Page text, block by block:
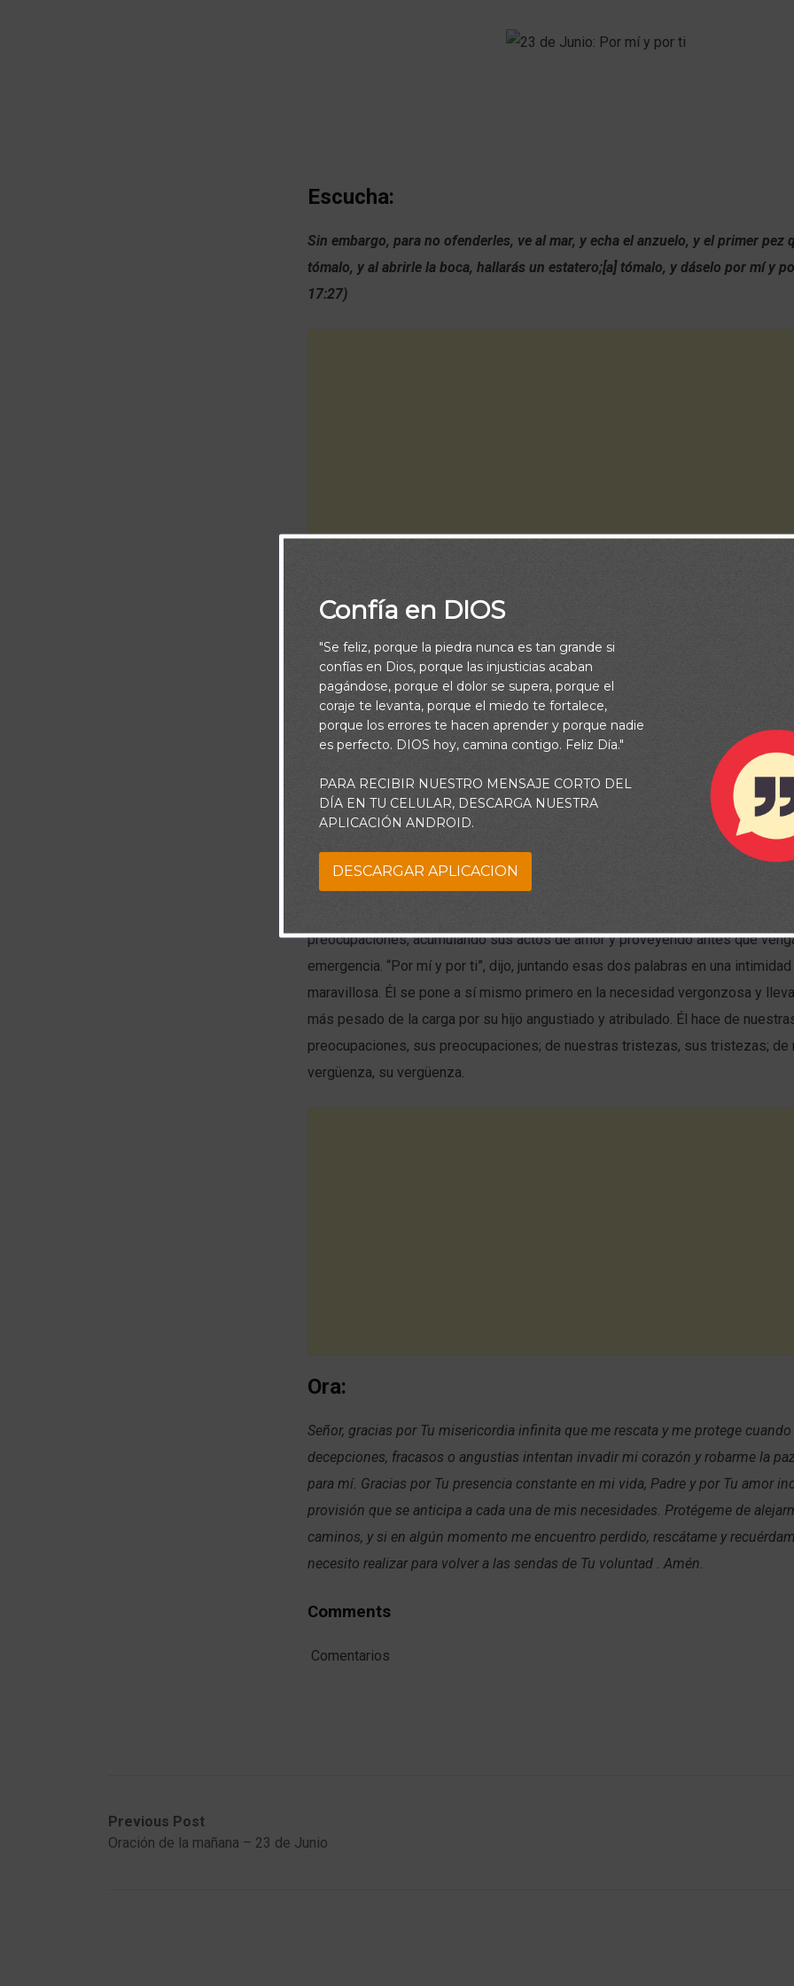
Escucha:
Sin embargo, para no ofenderles, ve al mar, y echa el anzuelo, y el primer pez
tómalo, y al abrirle la boca, hallarás un estatero;[a] tómalo, y dáselo por mí y
17:27)
Piensa:
Pedro había sido pescador. Jesús le había dicho: “Sígueme” y Pedro había
negocio de pesca para seguirlo. Leemos que al instante dejó sus redes y lo
haber sido una experiencia tremenda para Pedro; esa renuncia a sus medios de
subsistencia, del mantenimiento de su hogar, sin contar el dinero para los
el pescador, lo dejó todo para seguir a Cristo; y el Señor sabía que él había
medios de subsistencia para responder a su llamado. Con lo mismo que Pedro
por su causa, es decir, peces, el Señor suplió la necesidad de su siervo
momento de pagar los impuestos. Ningún siervo de Cristo jamás saldrá
Así que nuestro querido Señor está siempre pensando de antemano en
preocupaciones, acumulando sus actos de amor y proveyendo antes que
emergencia. “Por mí y por ti”, dijo, juntando esas dos palabras en una
maravillosa. Él se pone a sí mismo primero en la necesidad vergonzosa y
más pesado de la carga por su hijo angustiado y atribulado. Él hace de
preocupaciones, sus preocupaciones; de nuestras tristezas, sus tristezas; de
vergüenza, su vergüenza.
Ora:
Señor, gracias por Tu misericordia infinita que me rescata y me protege cuando
decepciones, fracasos o angustias intentan invadir mi corazón y robarme la
para mí. Gracias por Tu presencia constante en mi vida, Padre y por Tu amor
provisión que se anticipa a cada una de mis necesidades. Protégeme de
caminos, y si en algún momento me encuentro perdido, rescátame y
necesito realizar para volver a las sendas de Tu voluntad . Amén.
Comments
Comentarios
Previous Post
Oración de la mañana – 23 de Junio
Confía en DIOS
"Se feliz, porque la piedra nunca es tan grande si
confías en Dios, porque las injusticias acaban
pagándose, porque el dolor se supera, porque el
coraje te levanta, porque el miedo te fortalece,
porque los errores te hacen aprender y porque nadie
es perfecto. DIOS hoy, camina contigo. Feliz Día."
PARA RECIBIR NUESTRO MENSAJE CORTO DEL
DÍA EN TU CELULAR, DESCARGA NUESTRA
APLICACIÓN ANDROID.
DESCARGAR APLICACION